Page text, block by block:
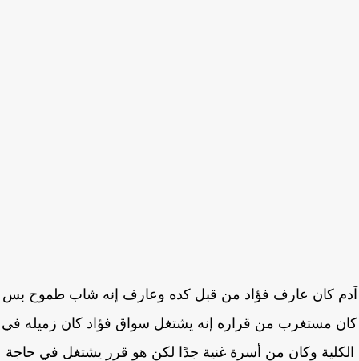
كان عارف فؤاد من قبل كده وعارف إنه شاب طموح بس
مستغرب من قراره إنه يشتغل سواق فؤاد كان زميله في
وكان من أسرة غنية جدًا لكن هو قرر يشتغل في حاجة